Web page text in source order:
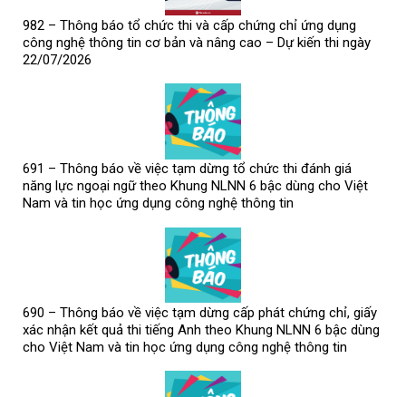
982 – Thông báo tổ chức thi và cấp chứng chỉ ứng dụng
công nghệ thông tin cơ bản và nâng cao – Dự kiến thi ngày
22/07/2026
691 – Thông báo về việc tạm dừng tổ chức thi đánh giá
năng lực ngoại ngữ theo Khung NLNN 6 bậc dùng cho Việt
Nam và tin học ứng dụng công nghệ thông tin
690 – Thông báo về việc tạm dừng cấp phát chứng chỉ, giấy
xác nhận kết quả thi tiếng Anh theo Khung NLNN 6 bậc dùng
cho Việt Nam và tin học ứng dụng công nghệ thông tin